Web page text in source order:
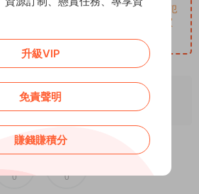
，一切後果由下載用戶自行承擔。若侵犯
Email: support@addprofans.com。購買
fun-and-
，轉載請注明出處。
0 0
升級VIP
免責聲明
賺錢賺積分